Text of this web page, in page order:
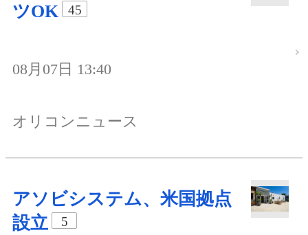
ツOK
45
08月07日 13:40
オリコンニュース
アソビシステム、米国拠点
設立
5